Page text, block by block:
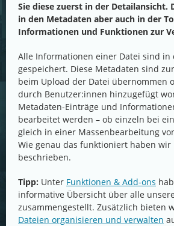
Sie diese zuerst in der Detailansicht.
in den Metadaten aber auch in der
Informationen und Funktionen zur
Alle Informationen einer Datei sind in
gespeichert. Diese Metadaten sind
beim Upload der Datei übernommen
durch Benutzer:innen hinzugefügt
Metadaten-Einträge und
bearbeitet werden – ob einzeln bei
gleich in einer Massenbearbeitung
Wie genau das funktioniert haben wir
beschrieben.
Tipp: Unter Funktionen & Add-ons
informative Übersicht über alle
zusammengestellt. Zusätzlich bieten
Dateien organisieren und verwalten